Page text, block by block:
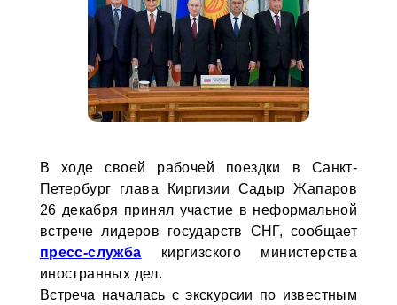
В ходе своей рабочей поездки в Санкт-
Петербург глава Киргизии Садыр Жапаров
26 декабря принял участие в неформальной
встрече лидеров государств СНГ, сообщает
пресс-служба киргизского министерства
иностранных дел.
Встреча началась с экскурсии по известным